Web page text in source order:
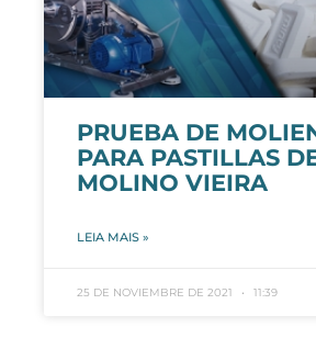
PRUEBA DE
PARA PASTILLAS
MOLINO VIEIRA
LEIA MAIS »
25 DE NOVIEMBRE DE 2021 11:39